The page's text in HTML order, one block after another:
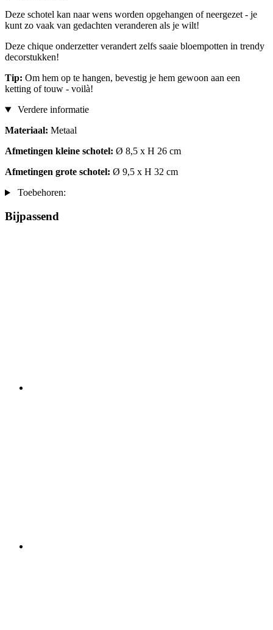
Deze schotel kan naar wens worden opgehangen of neergezet - je
kunt zo vaak van gedachten veranderen als je wilt!
Deze chique onderzetter verandert zelfs saaie bloempotten in trendy
decorstukken!
Tip: Om hem op te hangen, bevestig je hem gewoon aan een
ketting of touw - voilà!
Verdere informatie
Materiaal: Metaal
Afmetingen kleine schotel: Ø 8,5 x H 26 cm
Afmetingen grote schotel: Ø 9,5 x H 32 cm
Toebehoren:
Bijpassend